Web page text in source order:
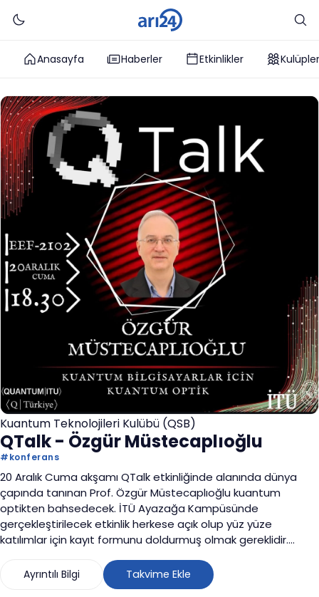
Anasayfa Haberler Etkinlikler Kulüpler
Kuantum Teknolojileri Kulübü (QSB)
QTalk - Özgür Müstecaplıoğlu
#konferans
20 Aralık Cuma akşamı QTalk etkinliğinde alanında dünya
çapında tanınan Prof. Özgür Müstecaplıoğlu kuantum
optikten bahsedecek. İTÜ Ayazağa Kampüsünde
gerçekleştirilecek etkinlik herkese açık olup yüz yüze
katılımlar için kayıt formunu doldurmuş olmak gereklidir.
yayınlanacaktır. Etkinlik formuna kulübün instagram hesabının
biyografisinden ulaşabilirsiniz.
Ayrıntılı Bilgi Takvime Ekle